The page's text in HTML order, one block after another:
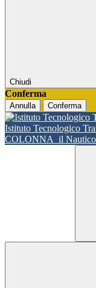
Chiudi
Conferma
Annulla Conferma
Istituto Tecnologico
COLONNA il